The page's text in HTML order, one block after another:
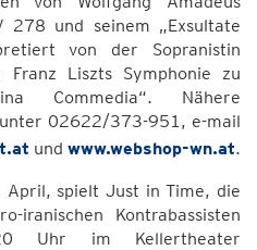
278 und seinem „Exsultate
von der Sopranistin
Liszts Symphonie zu
Commedia“. Nähere
02622/373-951, e-mail
und www.webshop-wn.at.
April, spielt Just in Time, die
iranischen Kontrabassisten
Uhr im Kellertheater